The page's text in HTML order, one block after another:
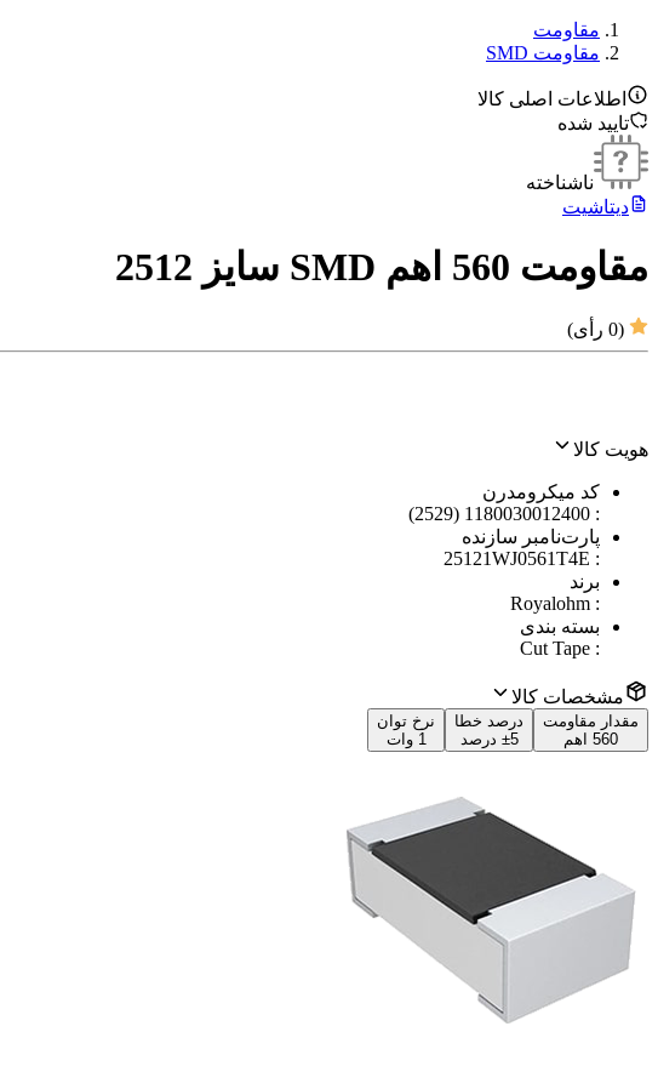
مقاومت‌
مقاومت SMD
اطلاعات اصلی کالا
تایید شده
ناشناخته
دیتاشیت
مقاومت 560 اهم SMD سایز 2512
(
0 رأی)
هویت کالا
کد میکرومدرن
:
1180030012400 (2529)
پارت‌نامبر سازنده
:
25121WJ0561T4E
برند
:
Royalohm
بسته بندی
:
Cut Tape
مشخصات کالا
مقدار مقاومت
560 اهم
درصد خطا
±5 درصد
نرخ توان
1 وات